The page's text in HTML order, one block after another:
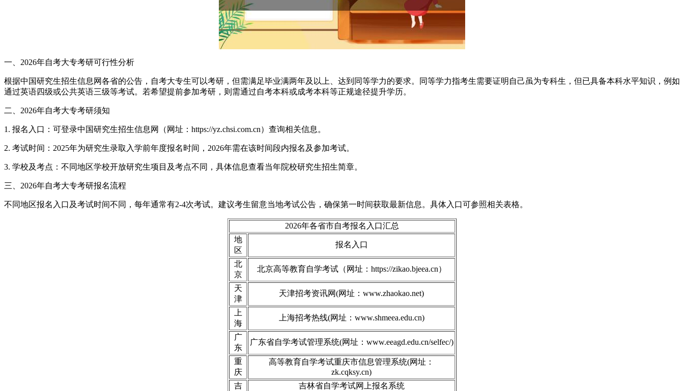
一、2026年自考大专考研可行性分析
根据中国研究生招生信息网各省的公告，自考大专生可以考研，但需满足毕业满两年及以上、达到同等学力的要求。同等学力指考生需要证明自己虽为专科生，但已具备本科水平知识，例如
通过英语四级或公共英语三级等考试。若希望提前参加考研，则需通过自考本科或成考本科等正规途径提升学历。
二、2026年自考大专考研须知
1. 报名入口：可登录中国研究生招生信息网（网址：https://yz.chsi.com.cn）查询相关信息。
2. 考试时间：2025年为研究生录取入学前年度报名时间，2026年需在该时间段内报名及参加考试。
3. 学校及考点：不同地区学校开放研究生项目及考点不同，具体信息查看当年院校研究生招生简章。
三、2026年自考大专考研报名流程
不同地区报名入口及考试时间不同，每年通常有2-4次考试。建议考生留意当地考试公告，确保第一时间获取最新信息。具体入口可参照相关表格。
2026年各省市自考报名入口汇总
地
区
报名入口
北
京
北京高等教育自学考试（网址：https://zikao.bjeea.cn）
天
津
天津招考资讯网(网址：www.zhaokao.net)
上
海
上海招考热线(网址：www.shmeea.edu.cn)
广
东
广东省自学考试管理系统(网址：www.eeagd.edu.cn/selfec/)
重
庆
高等教育自学考试重庆市信息管理系统(网址：
zk.cqksy.cn)
吉
吉林省自学考试网上报名系统